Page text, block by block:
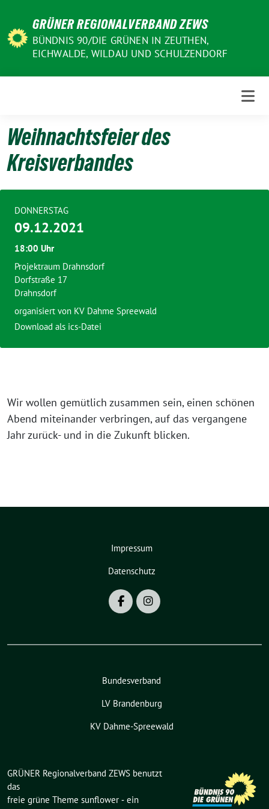
Inhalt
GRÜNER REGIONALVERBAND ZEWS
BÜNDNIS 90/DIE GRÜNEN IN ZEUTHEN,
EICHWALDE, WILDAU UND SCHULZENDORF
Weihnachtsfeier des
Kreisverbandes
Wir wollen gemütlich zusammen sein, einen schönen
Abend miteinander verbringen, auf das vergangene
Jahr zurück- und in die Zukunft blicken.
DONNERSTAG
09.12.2021
18:00 Uhr
Projektraum Drahnsdorf
Dorfstraße 17
Drahnsdorf
organisiert von KV Dahme Spreewald
Download als ics-Datei
Impressum
Datenschutz
Bundesverband
LV Brandenburg
KV Dahme-Spreewald
GRÜNER Regionalverband ZEWS benutzt
das
freie grüne Theme sunflower ‐ ein